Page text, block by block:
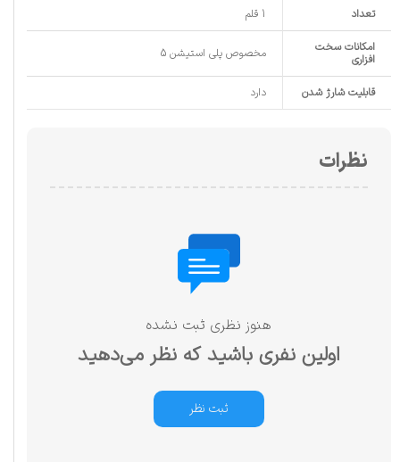
تعداد 1 قلم
امکانات سخت
افزاری مخصوص پلی استیشن 5
قابلیت شارژ شدن دارد
نظرات
هنوز نظری ثبت نشده
اولین نفری باشید که نظر می‌دهید
ثبت نظر